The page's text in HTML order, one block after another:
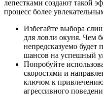
лепестками создают такой
процесс более
Избегайте выбора
для ловли окуня. Чем
непредсказуемо
шансов на успешный
Попробуйте
скоростями и
ключом к
агрессивного